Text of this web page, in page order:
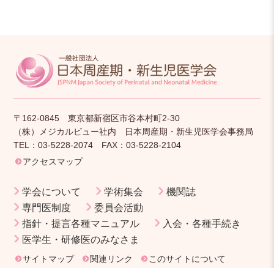
〒162-0845 東京都新宿区市谷本村町2-30
（株）メジカルビュー社内 日本周産期・新生児医学会事務局
TEL：03-5228-2074 FAX：03-5228-2104
アクセスマップ
学会について 学術集会
機関誌
専門医制度
委員会活動
指針・提言各種マニュアル
入会・各種手続き
医学生・研修医のみなさま
サイトマップ 関連リンク このサイトについて